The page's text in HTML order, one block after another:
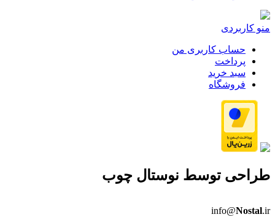
منو کاربردی
حساب کاربری من
پرداخت
سبد خرید
فروشگاه
طراحی توسط نوستال چوب
info@Nostal.ir